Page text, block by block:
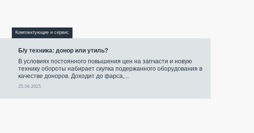
Комплектующие и сервис
Б/у техника: донор или утиль?
В условиях постоянного повышения цен на запчасти и новую
технику обороты набирает скупка подержанного оборудования в
качестве доноров. Доходит до фарса,...
25.04.2025